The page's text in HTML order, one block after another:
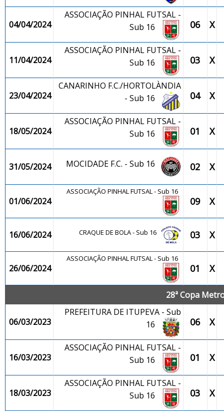
04/04/2024
ASSOCIAÇÃO PINHAL FUTSAL -
Sub 16
06 X
11/04/2024
ASSOCIAÇÃO PINHAL FUTSAL -
Sub 16
03 X
23/04/2024
CANARINHO F.C./HORTOLÀNDIA
- Sub 16
04 X
18/05/2024
ASSOCIAÇÃO PINHAL FUTSAL -
Sub 16
01 X
31/05/2024 MOCIDADE F.C. - Sub 16 02 X
01/06/2024
ASSOCIAÇÃO PINHAL FUTSAL - Sub 16
09 X
16/06/2024 CRAQUE DE BOLA - Sub 16 03 X
26/06/2024
ASSOCIAÇÃO PINHAL FUTSAL - Sub 16
01 X
28ª Copa
06/03/2023
PREFEITURA DE ITUPEVA - Sub
16
06 X
16/03/2023
ASSOCIAÇÃO PINHAL FUTSAL -
Sub 16
01 X
18/03/2023
ASSOCIAÇÃO PINHAL FUTSAL -
Sub 16
03 X